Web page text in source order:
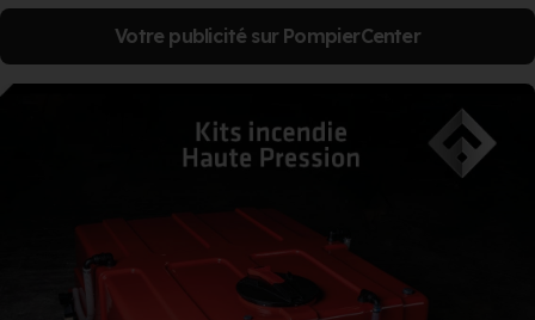
Votre publicité sur PompierCenter